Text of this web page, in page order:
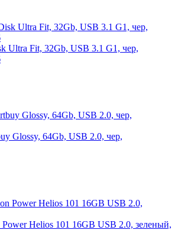
Ultra Fit, 32Gb, USB 3.1 G1, чер,
Glossy, 64Gb, USB 2.0, чер,
Helios 101 16GB USB 2.0, зеленый,